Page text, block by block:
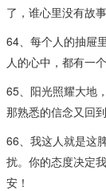
了，谁心里没有故
64、每个人的抽屉
人的心中，都有一
65、阳光照耀大地
那熟悉的信念又回
66、我这人就是这
扰。你的态度决定
安！